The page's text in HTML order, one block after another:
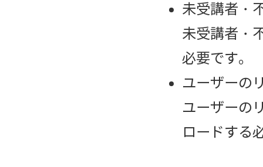
未受講者・
未受講者・
必要です。
ユーザーの
ユーザーの
ロードする